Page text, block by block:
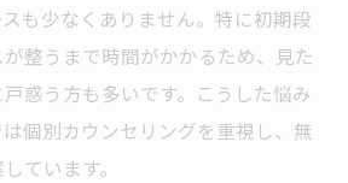
も少なくありません。特に初期段
整うまで時間がかかるため、見た
惑う方も多いです。こうした悩み
個別カウンセリングを重視し、無
ています。